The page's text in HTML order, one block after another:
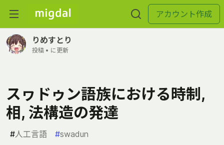
アカウント作成
りめすとり
投稿 • に更新
スヮドゥン語族における時制,
相, 法構造の発達
#人工言語 #swadun